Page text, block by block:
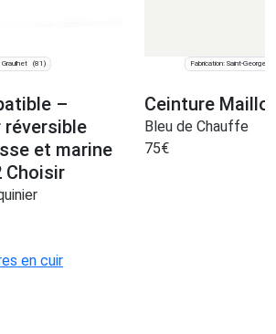
Graulhet (81)
–
réversible
et marine
Choisir
Fabrication: Saint-
Ceinture
Bleu de Chauffe
75€
en cuir